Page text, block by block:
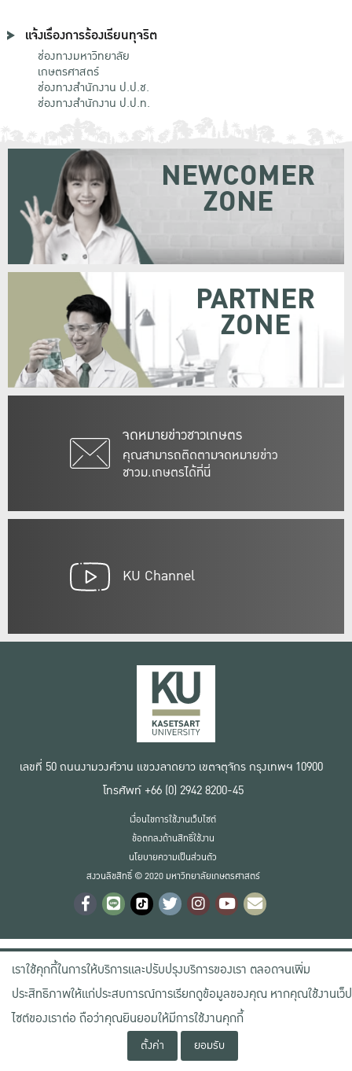
แจ้งเรื่องการร้องเรียนทุจริต
ช่องทางมหาวิทยาลัย
เกษตรศาสตร์
ช่องทางสำนักงาน ป.ป.ช.
ช่องทางสำนักงาน ป.ป.ท.
จดหมายข่าวชาวเกษตร
คุณสามารถติดตามจดหมายข่าว
ชาวม.เกษตรได้ที่นี่
NEWCOMER
ZONE
PARTNER
ZONE
KU Channel
เลขที่ 50 ถนนงามวงศ์วาน แขวงลาดยาว เขตจตุจักร กรุงเทพฯ 10900
โทรศัพท์ +66 (0) 2942 8200-45
สงวนลิขสิทธิ์ © 2020 มหาวิทยาลัยเกษตรศาสตร์
เงื่อนไขการใช้งานเว็บไซต์
ข้อตกลงด้านสิทธิ์ใช้งาน
นโยบายความเป็นส่วนตัว
เราใช้คุกกี้ในการให้บริการและปรับปรุงบริการของเรา ตลอดจนเพิ่ม
ประสิทธิภาพให้แก่ประสบการณ์การเรียกดูข้อมูลของคุณ หากคุณใช้งานเว็ป
ไซต์ของเราต่อ ถือว่าคุณยินยอมให้มีการใช้งานคุกกี้
ตั้งค่า ยอมรับ